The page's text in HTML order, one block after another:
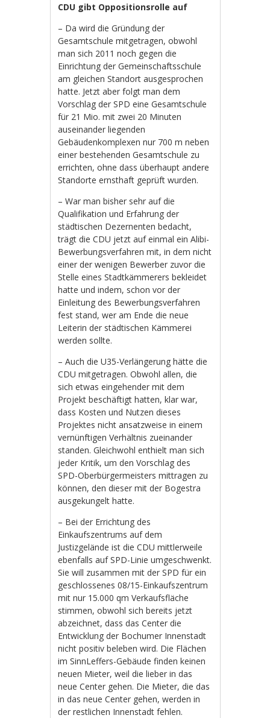
CDU gibt Oppositionsrolle auf
– Da wird die Gründung der
Gesamtschule mitgetragen, obwohl
man sich 2011 noch gegen die
Einrichtung der Gemeinschaftsschule
am gleichen Standort ausgesprochen
hatte. Jetzt aber folgt man dem
Vorschlag der SPD eine Gesamtschule
für 21 Mio. mit zwei 20 Minuten
auseinander liegenden
Gebäudenkomplexen nur 700 m neben
einer bestehenden Gesamtschule zu
errichten, ohne dass überhaupt andere
Standorte ernsthaft geprüft wurden.
– War man bisher sehr auf die
Qualifikation und Erfahrung der
städtischen Dezernenten bedacht,
trägt die CDU jetzt auf einmal ein Alibi-
Bewerbungsverfahren mit, in dem nicht
einer der wenigen Bewerber zuvor die
Stelle eines Stadtkämmerers bekleidet
hatte und indem, schon vor der
Einleitung des Bewerbungsverfahren
fest stand, wer am Ende die neue
Leiterin der städtischen Kämmerei
werden sollte.
– Auch die U35-Verlängerung hätte die
CDU mitgetragen. Obwohl allen, die
sich etwas eingehender mit dem
Projekt beschäftigt hatten, klar war,
dass Kosten und Nutzen dieses
Projektes nicht ansatzweise in einem
vernünftigen Verhältnis zueinander
standen. Gleichwohl enthielt man sich
jeder Kritik, um den Vorschlag des
SPD-Oberbürgermeisters mittragen zu
können, den dieser mit der Bogestra
ausgekungelt hatte.
– Bei der Errichtung des
Einkaufszentrums auf dem
Justizgelände ist die CDU mittlerweile
ebenfalls auf SPD-Linie umgeschwenkt.
Sie will zusammen mit der SPD für ein
geschlossenes 08/15-Einkaufszentrum
mit nur 15.000 qm Verkaufsfläche
stimmen, obwohl sich bereits jetzt
abzeichnet, dass das Center die
Entwicklung der Bochumer Innenstadt
nicht positiv beleben wird. Die Flächen
im SinnLeffers-Gebäude finden keinen
neuen Mieter, weil die lieber in das
neue Center gehen. Die Mieter, die das
in das neue Center gehen, werden in
der restlichen Innenstadt fehlen.